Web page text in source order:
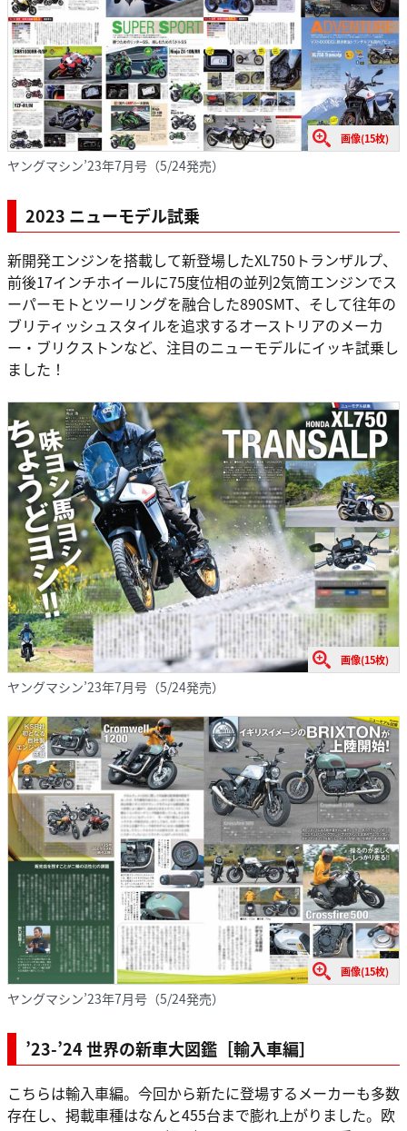
画像(15枚)
ヤングマシン’23年7月号（5/24発売）
2023 ニューモデル試乗
新開発エンジンを搭載して新登場したXL750トランザルプ、
前後17インチホイールに75度位相の並列2気筒エンジンでス
ーパーモトとツーリングを融合した890SMT、そして往年の
ブリティッシュスタイルを追求するオーストリアのメーカ
ー・ブリクストンなど、注目のニューモデルにイッキ試乗し
ました！
画像(15枚)
ヤングマシン’23年7月号（5/24発売）
画像(15枚)
ヤングマシン’23年7月号（5/24発売）
’23-’24 世界の新車大図鑑［輸入車編］
こちらは輸入車編。今回から新たに登場するメーカーも多数
存在し、掲載車種はなんと455台まで膨れ上がりました。欧